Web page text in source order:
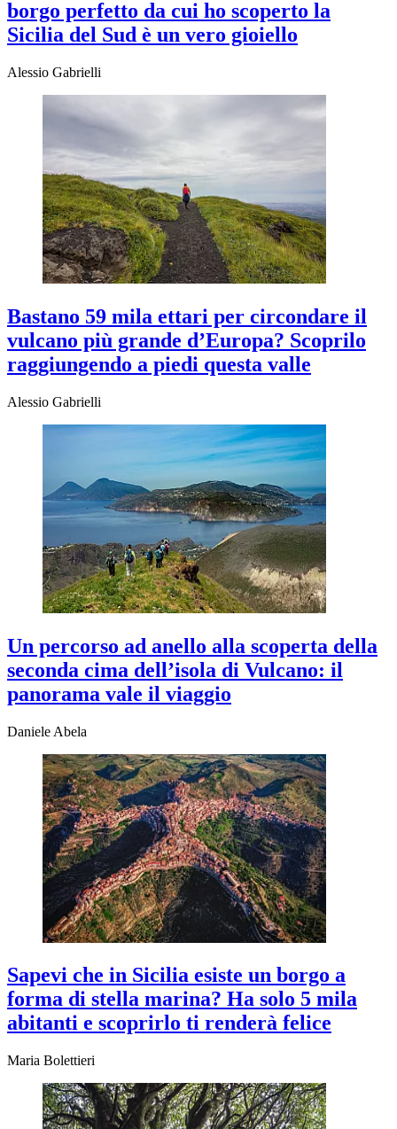
borgo perfetto da cui ho scoperto la
Sicilia del Sud è un vero gioiello
Alessio Gabrielli
Bastano 59 mila ettari per circondare il
vulcano più grande d’Europa? Scoprilo
raggiungendo a piedi questa valle
Alessio Gabrielli
Un percorso ad anello alla scoperta della
seconda cima dell’isola di Vulcano: il
panorama vale il viaggio
Daniele Abela
Sapevi che in Sicilia esiste un borgo a
forma di stella marina? Ha solo 5 mila
abitanti e scoprirlo ti renderà felice
Maria Bolettieri